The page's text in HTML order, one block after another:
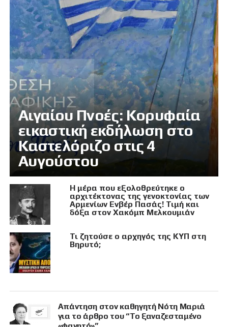
Αιγαίου Πνοές: Κορυφαία
εικαστική εκδήλωση στο
Καστελόριζο στις 4
Αυγούστου
Η μέρα που εξολοθρεύτηκε ο
αρχιτέκτονας της γενοκτονίας των
Αρμενίων Ενβέρ Πασάς! Τιμή και
δόξα στον Χακόμπ Μελκουμιάν
Τι ζητούσε ο αρχηγός της ΚΥΠ στη
Βηρυτό;
Απάντηση στον καθηγητή Νότη Μαριά
για το άρθρο του “Το ξαναζεσταμένο